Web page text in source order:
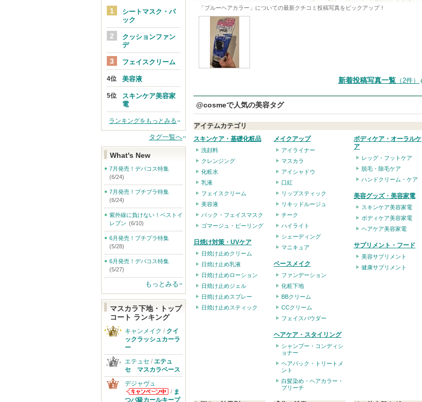
の
に
り
登
れ
て
ま
す
「ブルーヘアカラー 」についての最新クチコミ投稿写真をピックアップ！
新着投稿写真一覧 （2件）
@cosmeで人気の美容タグ
アイテムカテゴリ
スキンケア・基礎化粧品
洗顔料
クレンジング
化粧水
乳液
フェイスクリーム
美容液
パック・フェイスマスク
ゴマージュ・ピーリング
日焼け対策・UVケア
日焼け止めクリーム
日焼け止め乳液
日焼け止めローション
日焼け止めジェル
日焼け止めスプレー
日焼け止めスティック
メイクアップ
アイライナー
マスカラ
アイシャドウ
口紅
リップスティック
リキッドルージュ
チーク
ハイライト
シェーディング
マニキュア
ベースメイク
ファンデーション
化粧下地
BBクリーム
CCクリーム
フェイスパウダー
ヘアケア・スタイリング
シャンプー・コンディシ
ョナー
ヘアパック・トリートメ
ント
白髪染め・ヘアカラー・
ブリーチ
ボディケア・オーラルケ
ア
レッグ・フットケア
脱毛・除毛ケア
ハンドクリーム・ケア
美容グッズ・美容家電
スキンケア美容家電
ボディケア美容家電
ヘアケア美容家電
サプリメント・フード
美容サプリメント
健康サプリメント
シートマスク・パ
ック
クッションファン
デ
フェイスクリーム
美容液
スキンケア美容家
電
ランキングをもっとみる
タグ一覧へ
What's New
7月発売！デパコス特集
(6/24)
7月発売！プチプラ特集
(6/24)
紫外線に負けない！ベストイ
レブン (6/10)
6月発売！プチプラ特集
(5/28)
6月発売！デパコス特集
(5/27)
もっとみる
マスカラ下地・トップ
コート ランキング
キャンメイク / クイ
ックラッシュカーラ
ー
エテュセ / エテュ
セ マスカラベース
デジャヴュ
デジャヴュから
/ ま
つパ級カールキープ